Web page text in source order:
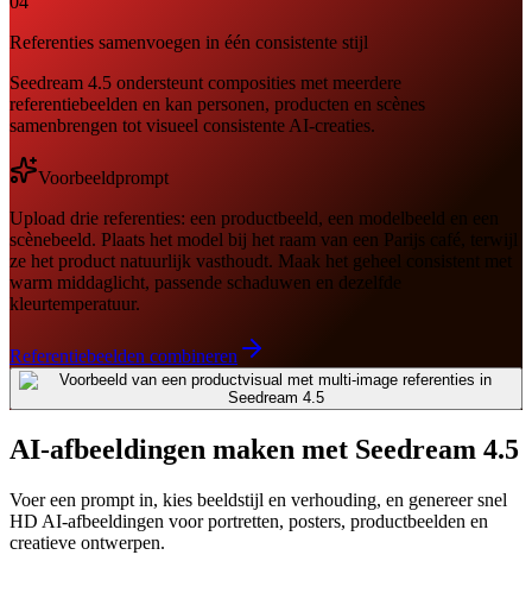
Referenties samenvoegen in één consistente stijl
Seedream 4.5 ondersteunt composities met meerdere
referentiebeelden en kan personen, producten en scènes
samenbrengen tot visueel consistente AI-creaties.
Voorbeeldprompt
Upload drie referenties: een productbeeld, een modelbeeld en een
scènebeeld. Plaats het model bij het raam van een Parijs café, terwijl
ze het product natuurlijk vasthoudt. Maak het geheel consistent met
warm middaglicht, passende schaduwen en dezelfde
kleurtemperatuur.
Referentiebeelden combineren
AI-afbeeldingen maken met Seedream 4.5
Voer een prompt in, kies beeldstijl en verhouding, en genereer snel
HD AI-afbeeldingen voor portretten, posters, productbeelden en
creatieve ontwerpen.